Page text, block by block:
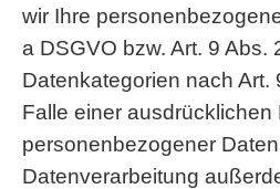
wir Ihre
a DSGVO bzw. Art. 9
Datenkategorien nach Art.
Falle einer
personenbezogener
Datenverarbeitung